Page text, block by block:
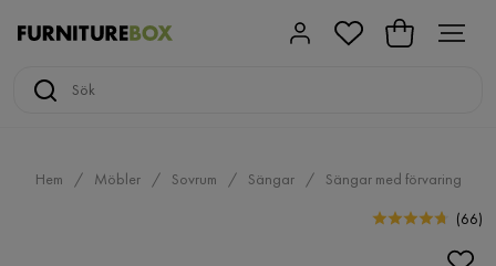
Hem Möbler Sovrum Sängar
Sängar med förvaring
(66)